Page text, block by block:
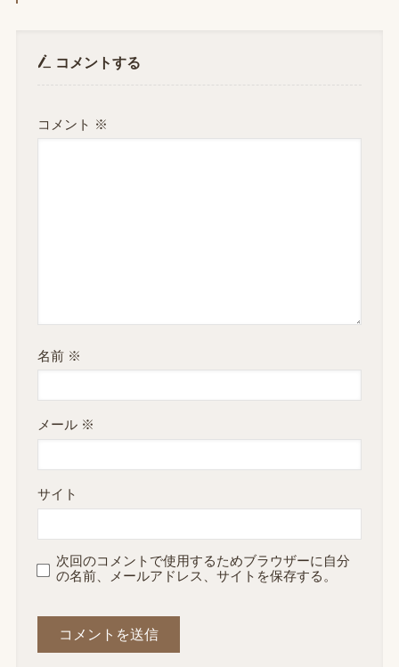
コメントする
コメント ※
名前 ※
メール ※
サイト
次回のコメントで使用するためブラウザーに自分
の名前、メールアドレス、サイトを保存する。